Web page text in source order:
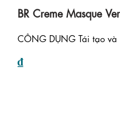
BR Creme Masque
CÔNG DỤNG Tái tạo và
₫